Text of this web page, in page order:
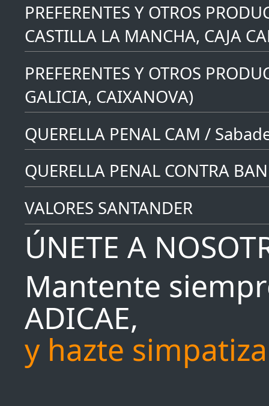
PREFERENTES Y OTROS
CASTILLA LA MANCHA, CAJA
PREFERENTES Y OTROS
GALICIA, CAIXANOVA)
QUERELLA PENAL CAM /
QUERELLA PENAL CONTRA
VALORES SANTANDER
ÚNETE A
Mantente
ADICAE,
y hazte